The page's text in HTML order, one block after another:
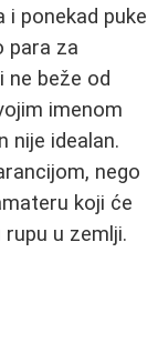
i ponekad puke
para za
ne beže od
imenom
nije idealan.
nego
koji će
u zemlji.